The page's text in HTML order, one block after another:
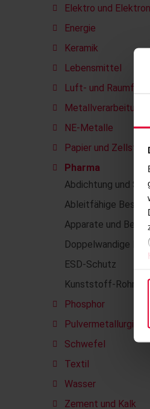
Elektro und
Energie
Keramik
Lebensmittel
Luft- und Raumfahrt
Metallverarbeitung
NE-Metalle
Papier und Zellstoff
Pharma
Abdichtung und
Ableitfähige
Apparate und
Doppelwandige
ESD-Schutz
Kunststoff-
Phosphor
Pulvermetallurgie
Schwefel
Textil
Wasser
Zement und Kalk